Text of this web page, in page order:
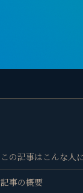
この記事はこんな人
記事の概要